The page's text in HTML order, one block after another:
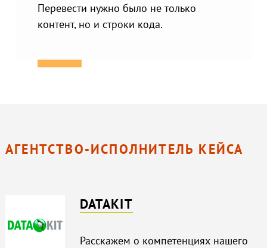
Перевести нужно было не только
контент, но и строки кода.
АГЕНТСТВО-ИСПОЛНИТЕЛЬ КЕЙСА
DATAKIT
Расскажем о компетенциях нашего